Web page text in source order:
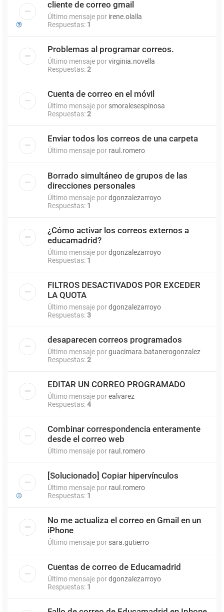
cliente de correo gmail
Último mensaje por irene.olalla
Respuestas: 1
Problemas al programar correos.
Último mensaje porvirginia.novella
Respuestas:2
Cuenta de correo en el móvil
Último mensaje por smoralesespinosa
Respuestas:2
Enviar todos los correos de una carpeta
Último mensaje por raul.romero
Borrado simultáneo de grupos de las
direcciones personales
Último mensaje pordgonzalezarroyo
Respuestas: 1
¿Cómo activar los correos externos a
educamadrid?
Último mensaje pordgonzalezarroyo
Respuestas: 1
FILTROS DESACTIVADOS POR EXCEDER
LA QUOTA
Último mensaje pordgonzalezarroyo
Respuestas:3
desaparecen correos programados
Último mensaje porguacimara.batanerogonzalez
Respuestas:2
EDITAR UN CORREO PROGRAMADO
Último mensaje porealvarez
Respuestas:4
Combinar correspondencia enteramente
desde el correo web
Último mensaje por raul.romero
[Solucionado] Copiar hipervínculos
Último mensaje por raul.romero
Respuestas: 1
No me actualiza el correo en Gmail en un
iPhone
Último mensaje por sara.gutierro
Cuentas de correo de Educamadrid
Último mensaje pordgonzalezarroyo
Respuestas: 1